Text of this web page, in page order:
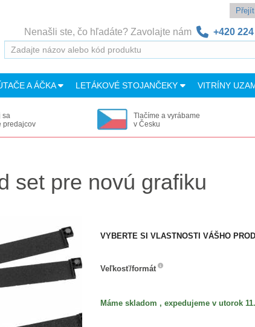
Nenašli ste, čo hľadáte? Zavolajte nám +420
A ÁČKA LETÁKOVÉ STOJANČEKY VITRÍNY
sa
predajcov
Tlačíme a vyrábame
v Česku
set pre novú grafiku
VYBERTE SI VLASTNOSTI VÁŠHO
Veľkosť/formát
Máme skladom , expedujeme v utorok